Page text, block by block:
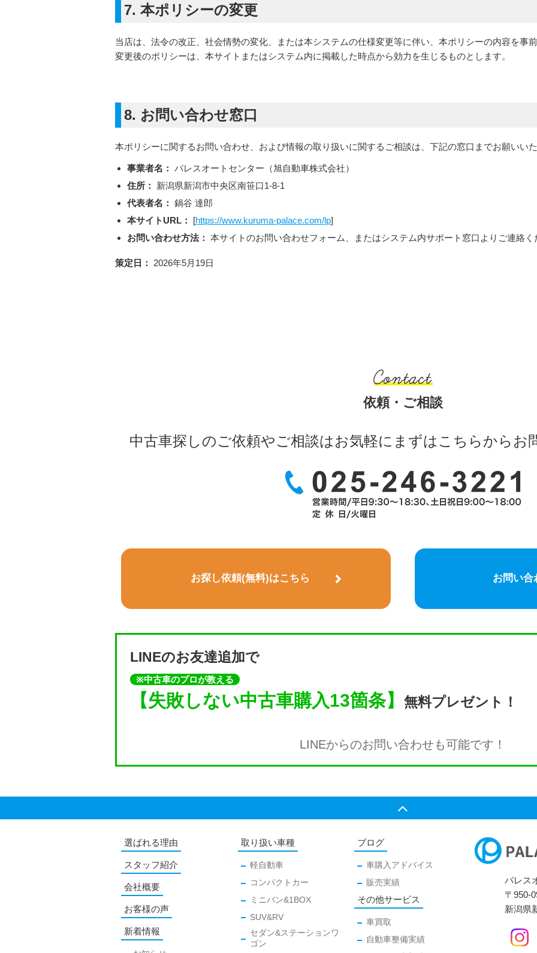
7. 本ポリシーの変更
当店は、法令の改正、社会情勢の変化、または本システムの仕様変更等に伴い、本ポリシーの内容を事
変更後のポリシーは、本サイトまたはシステム内に掲載した時点から効力を生じるものとします。
8. お問い合わせ窓口
本ポリシーに関するお問い合わせ、および情報の取り扱いに関するご相談は、下記の窓口までお願いい
事業者名： パレスオートセンター（旭自動車株式会社）
住所：
新潟県新潟市中央区南笹口1-8-1
代表者名： 鍋谷 達郎
本サイトURL：
[https://www.kuruma-palace.com/lp]
お問い合わせ方法： 本サイトのお問い合わせフォーム、またはシステム内サポート窓口よりご連絡く
策定日： 2026年5月19日
依頼・ご相談
中古車探しのご依頼やご相談はお気軽に まずはこちらからお
お探し依頼(無料)はこちら お問い合
LINEのお友達追加で
※中古車のプロが教える
【失敗しない中古車購入13箇条】 無料プレゼント！
LINEからのお問い合わせも可能です！
選ばれる理由
スタッフ紹介
会社概要
お客様の声
新着情報
取り扱い車種
軽自動車
コンパクトカー
ミニバン&1BOX
SUV&RV
セダン&ステーションワ
ゴン
ブログ
車購入アドバイス
販売実績
その他サービス
車買取
自動車整備実績
パレス
〒950-
新潟県